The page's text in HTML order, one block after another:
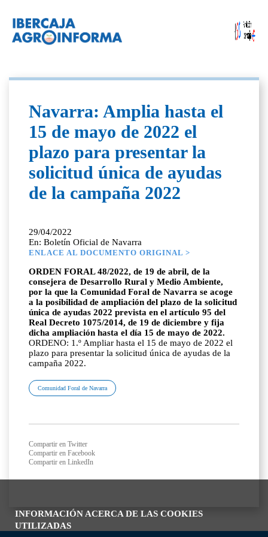
INFORMACIÓN ACERCA DE LAS COOKIES
UTILIZADAS
Navarra: Amplia hasta el
15 de mayo de 2022 el
plazo para presentar la
solicitud única de ayudas
de la campaña 2022
29/04/2022
En: Boletín Oficial de Navarra
ENLACE AL DOCUMENTO ORIGINAL >
ORDEN FORAL 48/2022, de 19 de abril, de la
consejera de Desarrollo Rural y Medio Ambiente,
por la que la Comunidad Foral de Navarra se acoge
a la posibilidad de ampliación del plazo de la solicitud
única de ayudas 2022 prevista en el artículo 95 del
Real Decreto 1075/2014, de 19 de diciembre y fija
dicha ampliación hasta el día 15 de mayo de 2022.
ORDENO: 1.º Ampliar hasta el 15 de mayo de 2022 el
plazo para presentar la solicitud única de ayudas de la
campaña 2022.
Comunidad Foral de Navarra
Compartir en Twitter
Compartir en Facebook
Compartir en LinkedIn